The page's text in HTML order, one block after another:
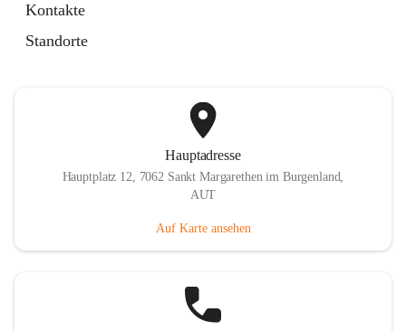
Kontakte
Standorte
Externe Webseite
in
Tab
Hauptadresse
Hauptplatz 12, 7062 Sankt Margarethen im Burgenland,
AUT
Auf Karte ansehen